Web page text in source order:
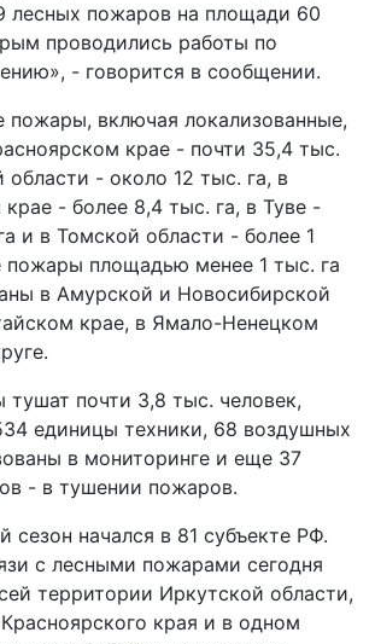
лесных пожаров на площади 60
проводились работы по
- говорится в сообщении.
включая локализованные,
крае - почти 35,4 тыс.
области - около 12 тыс. га, в
- более 8,4 тыс. га, в Туве -
и в Томской области - более 1
пожары площадью менее 1 тыс. га
в Амурской и Новосибирской
крае, в Ямало-Ненецком
почти 3,8 тыс. человек,
единицы техники, 68 воздушных
в мониторинге и еще 37
- в тушении пожаров.
сезон начался в 81 субъекте РФ.
с лесными пожарами сегодня
территории Иркутской области,
края и в одном